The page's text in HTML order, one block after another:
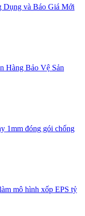
và Báo Giá Mới
Hàng Bảo Vệ Sản
1mm đóng gói chống
mô hình xốp EPS tỷ